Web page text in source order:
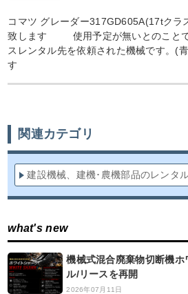
コマツ グレーダー317GD605A(17tクラ
致します 使用予定が無いとのことで
スレンタル先を依頼された機械です。(
す
関連カテゴリ
建設機械、建機･農機部品のレンタ
what's new
機械式混合廃棄物切断機ホ
ル/リースを再開
2026年07月11日